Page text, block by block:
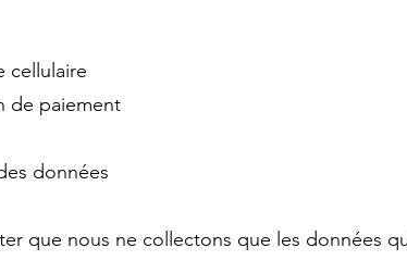
cellulaire
de paiement
données
que nous ne collectons que les données